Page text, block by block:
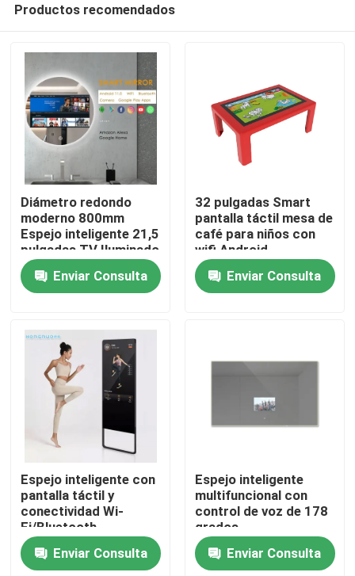
Inicio
Productos
Videos
Productos recomendados
Diámetro redondo
moderno 800mm
Espejo inteligente 21,5
pulgadas TV Iluminado
pantalla táctil LED
Espejo inteligente
Analisador de piel
mágico
Enviar Consulta
32 pulgadas Smart
pantalla táctil mesa de
café para niños con
wifi Android
Enviar Consulta
Espejo inteligente con
pantalla táctil y
conectividad Wi-
Fi/Bluetooth
Enviar Consulta
Espejo inteligente
multifuncional con
control de voz de 178
grados
Enviar Consulta